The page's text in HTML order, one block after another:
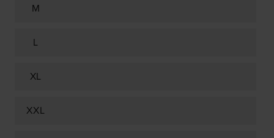
M
L
XL
XXL